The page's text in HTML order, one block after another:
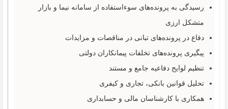
رسیدگی به پرونده‌های سوءاستفاده از سامانه نیما و بازار
متشکل ارزی
دفاع در پرونده‌های تبانی در مناقصات و مزایدات
پیگیری پرونده‌های تخلفات پیمانکاران دولتی
تنظیم لوایح دفاعیه جامع و مستند
تحلیل قوانین بانکی، تجاری و کیفری
همکاری با کارشناسان مالی و حسابداری